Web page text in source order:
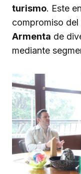
turismo. Este
compromiso del
Armenta de
mediante